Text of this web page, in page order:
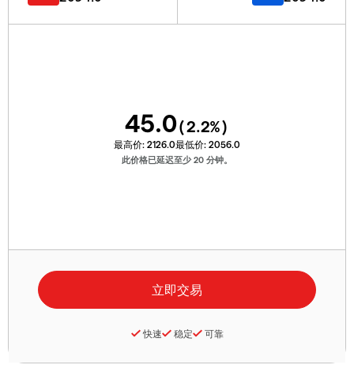
45.0(2.2%)
最高价: 2126.0最低价: 2056.0
此价格已延迟至少 20 分钟。
快速 稳定 可靠